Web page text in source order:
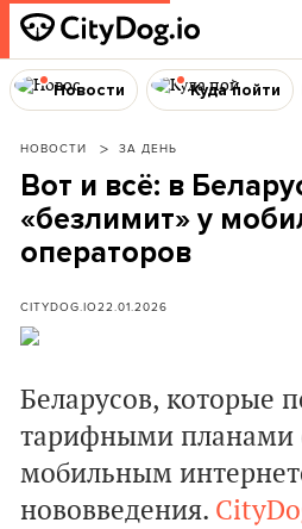
Новости Куда пойти
НОВОСТИ ЗА ДЕНЬ
Вот и всё: в
«безлимит» у
операторов
CITYDOG.IO22.01.2026
Беларусов, которые
тарифными планами
мобильным
нововведения.